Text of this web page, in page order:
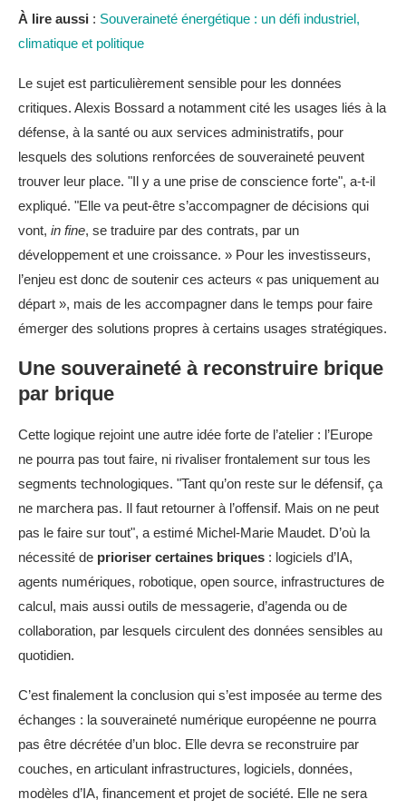
À lire aussi : Souveraineté énergétique : un défi industriel,
climatique et politique
Le sujet est particulièrement sensible pour les données
critiques. Alexis Bossard a notamment cité les usages liés à la
défense, à la santé ou aux services administratifs, pour
lesquels des solutions renforcées de souveraineté peuvent
trouver leur place. "Il y a une prise de conscience forte", a-t-il
expliqué. "Elle va peut-être s’accompagner de décisions qui
vont, in fine, se traduire par des contrats, par un
développement et une croissance. » Pour les investisseurs,
l’enjeu est donc de soutenir ces acteurs « pas uniquement au
départ », mais de les accompagner dans le temps pour faire
émerger des solutions propres à certains usages stratégiques.
Une souveraineté à reconstruire brique
par brique
Cette logique rejoint une autre idée forte de l’atelier : l’Europe
ne pourra pas tout faire, ni rivaliser frontalement sur tous les
segments technologiques. "Tant qu’on reste sur le défensif, ça
ne marchera pas. Il faut retourner à l’offensif. Mais on ne peut
pas le faire sur tout", a estimé Michel-Marie Maudet. D’où la
nécessité de prioriser certaines briques : logiciels d’IA,
agents numériques, robotique, open source, infrastructures de
calcul, mais aussi outils de messagerie, d’agenda ou de
collaboration, par lesquels circulent des données sensibles au
quotidien.
C’est finalement la conclusion qui s’est imposée au terme des
échanges : la souveraineté numérique européenne ne pourra
pas être décrétée d’un bloc. Elle devra se reconstruire par
couches, en articulant infrastructures, logiciels, données,
modèles d’IA, financement et projet de société. Elle ne sera